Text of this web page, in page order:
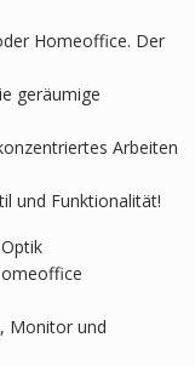
Homeoffice. Der
geräumige
Arbeiten
und Funktionalität!
Monitor und